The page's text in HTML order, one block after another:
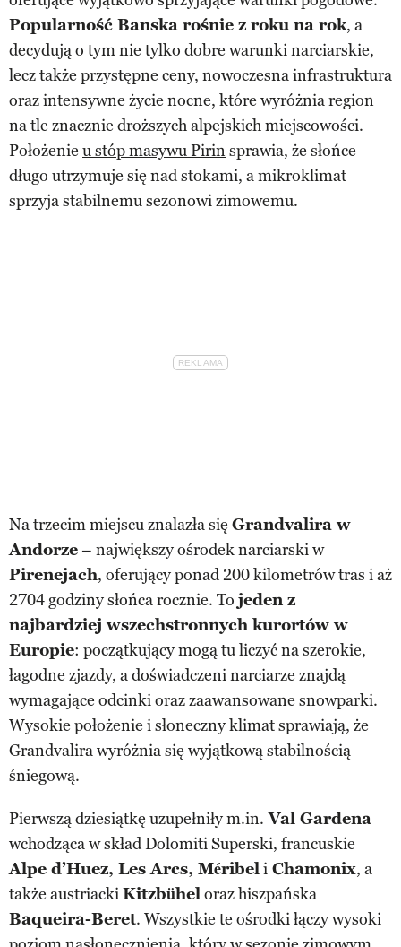
Popularność Banska rośnie z roku na rok, a
decydują o tym nie tylko dobre warunki narciarskie,
lecz także przystępne ceny, nowoczesna infrastruktura
oraz intensywne życie nocne, które wyróżnia region
na tle znacznie droższych alpejskich miejscowości.
Położenie u stóp masywu Pirinsprawia, że słońce
długo utrzymuje się nad stokami, a mikroklimat
sprzyja stabilnemu sezonowi zimowemu.
Na trzecim miejscu znalazła się Grandvalira w
Andorze– największy ośrodek narciarski w
Pirenejach, oferujący ponad 200 kilometrów tras i aż
2704 godziny słońca rocznie. To jeden z
najbardziej wszechstronnych kurortów w
Europie: początkujący mogą tu liczyć na szerokie,
łagodne zjazdy, a doświadczeni narciarze znajdą
wymagające odcinki oraz zaawansowane snowparki.
Wysokie położenie i słoneczny klimat sprawiają, że
Grandvalira wyróżnia się wyjątkową stabilnością
śniegową.
Pierwszą dziesiątkę uzupełniły m.in. Val Gardena
wchodząca w skład Dolomiti Superski, francuskie
Alpe d’Huez, Les Arcs, Méribeli Chamonix, a
także austriackiKitzbüheloraz hiszpańska
Baqueira-Beret. Wszystkie te ośrodki łączy wysoki